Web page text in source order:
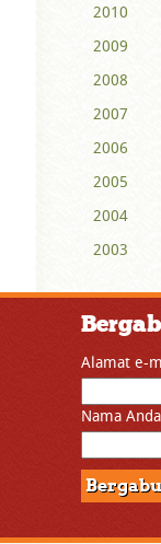
2010
2009
2008
2007
2006
2005
2004
2003
Alamat e-
Nama Anda